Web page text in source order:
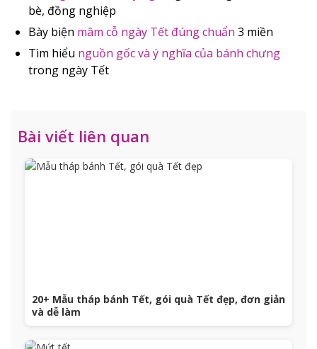
bè, đồng nghiệp
Bày biện mâm cỗ ngày Tết đúng chuẩn 3 miền
Tìm hiểu nguồn gốc và ý nghĩa của bánh chưng
trong ngày Tết
Bài viết liên quan
20+ Mẫu tháp bánh Tết, gói quà Tết đẹp, đơn giản
và dễ làm